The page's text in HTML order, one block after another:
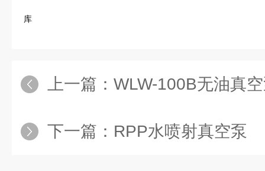
库
上一篇： WLW-100B无油真
下一篇： RPP水喷射真空泵